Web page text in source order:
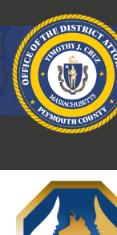
al
contenuto